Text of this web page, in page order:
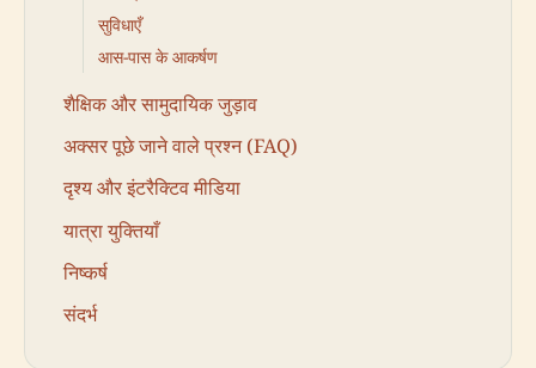
सुविधाएँ
आस-पास के आकर्षण
शैक्षिक और सामुदायिक जुड़ाव
अक्सर पूछे जाने वाले प्रश्न (FAQ)
दृश्य और इंटरैक्टिव मीडिया
यात्रा युक्तियाँ
निष्कर्ष
संदर्भ